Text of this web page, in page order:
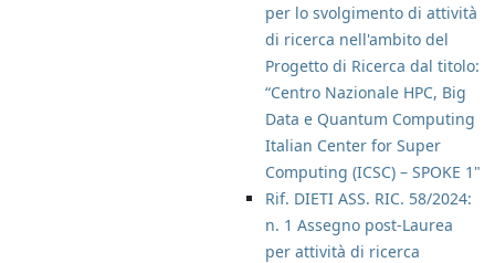
per lo svolgimento di attività
di ricerca nell'ambito del
Progetto di Ricerca dal titolo:
“Centro Nazionale HPC, Big
Data e Quantum Computing
Italian Center for Super
Computing (ICSC) – SPOKE 1"
Rif. DIETI ASS. RIC. 58/2024:
n. 1 Assegno post-Laurea
per attività di ricerca